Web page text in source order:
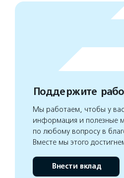
Поддержите
Мы работаем, чтобы у вас
информация и полезные
по любому вопросу в
Вместе мы этого
Внести вклад